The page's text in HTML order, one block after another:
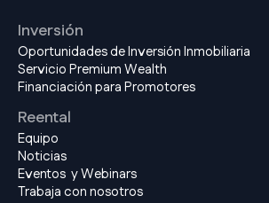
Inversión
Oportunidades de Inversión Inmobiliaria
Servicio Premium Wealth
Financiación para Promotores
Reental
Equipo
Noticias
Eventos y Webinars
Trabaja con nosotros